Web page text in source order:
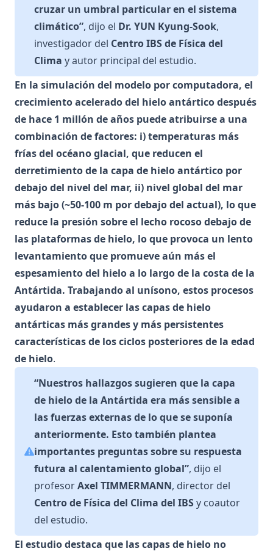
cruzar un umbral particular en el sistema
climático”, dijo el Dr. YUN Kyung-Sook,
investigador del Centro IBS de Física del
Clima y autor principal del estudio.
En la simulación del modelo por computadora, el
crecimiento acelerado del hielo antártico después
de hace 1 millón de años puede atribuirse a una
combinación de factores: i) temperaturas más
frías del océano glacial, que reducen el
derretimiento de la capa de hielo antártico por
debajo del nivel del mar, ii) nivel global del mar
más bajo (~50-100 m por debajo del actual), lo que
reduce la presión sobre el lecho rocoso debajo de
las plataformas de hielo, lo que provoca un lento
levantamiento que promueve aún más el
espesamiento del hielo a lo largo de la costa de la
Antártida. Trabajando al unísono, estos procesos
ayudaron a establecer las capas de hielo
antárticas más grandes y más persistentes
características de los ciclos posteriores de la edad
de hielo.
“Nuestros hallazgos sugieren que la capa
de hielo de la Antártida era más sensible a
las fuerzas externas de lo que se suponía
anteriormente. Esto también plantea
importantes preguntas sobre su respuesta
futura al calentamiento global”, dijo el
profesorAxel TIMMERMANN, director del
Centro de Física del Clima del IBSy coautor
del estudio.
El estudio destaca que las capas de hielo no